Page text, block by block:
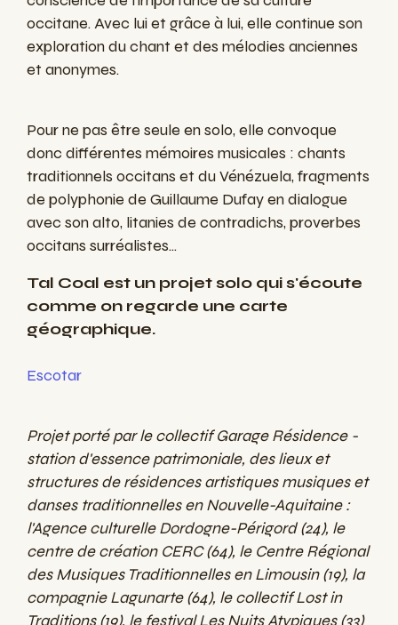
occitane. Avec lui et grâce à lui, elle continue son
exploration du chant et des mélodies anciennes
et anonymes.
Pour ne pas être seule en solo, elle convoque
donc différentes mémoires musicales : chants
traditionnels occitans et du Vénézuela, fragments
de polyphonie de Guillaume Dufay en dialogue
avec son alto, litanies de contradichs, proverbes
occitans surréalistes...
Tal Coal est un projet solo qui s'écoute
comme on regarde une carte
géographique.
Escotar
Projet porté par le collectif Garage Résidence -
station d'essence patrimoniale, des lieux et
structures de résidences artistiques musiques et
danses traditionnelles en Nouvelle-Aquitaine :
l'Agence culturelle Dordogne-Périgord (24), le
centre de création CERC (64), le Centre Régional
des Musiques Traditionnelles en Limousin (19), la
compagnie Lagunarte (64), le collectif Lost in
Traditions (19), le festival Les Nuits Atypiques (33)